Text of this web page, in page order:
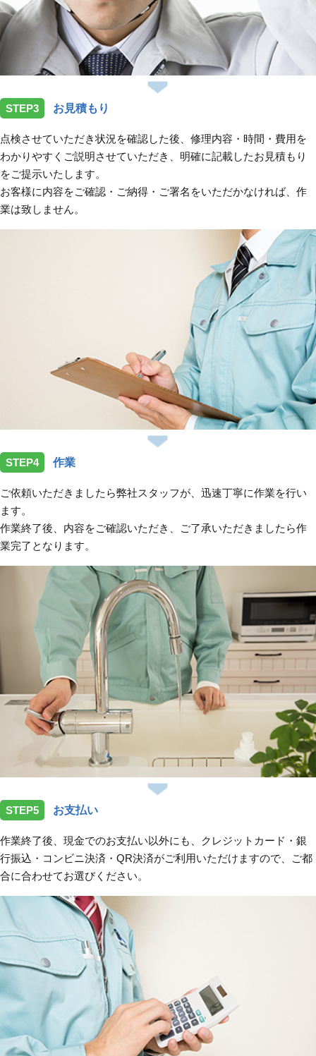
STEP3 お見積もり
点検させていただき状況を確認した後、修理内容・時間・費用を
わかりやすくご説明させていただき、明確に記載したお見積もり
をご提示いたします。
お客様に内容をご確認・ご納得・ご署名をいただかなければ、作
業は致しません。
STEP4 作業
ご依頼いただきましたら弊社スタッフが、迅速丁寧に作業を行い
ます。
作業終了後、内容をご確認いただき、ご了承いただきましたら作
業完了となります。
STEP5 お支払い
作業終了後、現金でのお支払い以外にも、クレジットカード・銀
行振込・コンビニ決済・QR決済がご利用いただけますので、ご都
合に合わせてお選びください。